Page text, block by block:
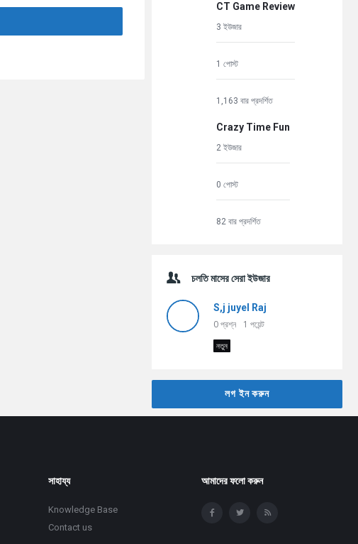
CT Game Review
3 ইউজার
1 পোস্ট
1,163 বার প্রদর্শিত
Crazy Time Fun
2 ইউজার
0 পোস্ট
82 বার প্রদর্শিত
চলতি মাসের সেরা ইউজার
S,j juyel Raj
0প্রশ্ন 1 পয়েন্ট
নতুন
লগ ইন করুন
সাহায্য
Knowledge Base
Contact us
আমাদের ফলো করুন